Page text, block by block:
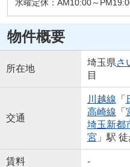
水曜定休：AM10:00～
物件概要
所在地
埼玉県さ
目
交通
川越線 「
高崎線 「
埼玉新都
宮 」駅
賃料 -